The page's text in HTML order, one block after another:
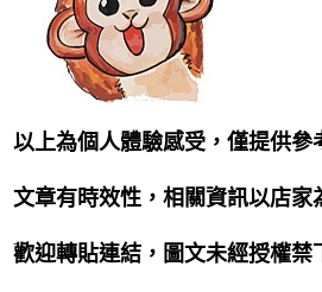
以上為個人體驗感受，僅提供參
文章有時效性，相關資訊以店家
歡迎轉貼連結，圖文未經授權禁